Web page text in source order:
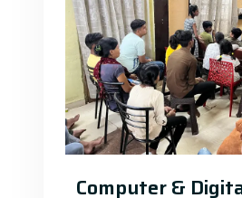
Computer &